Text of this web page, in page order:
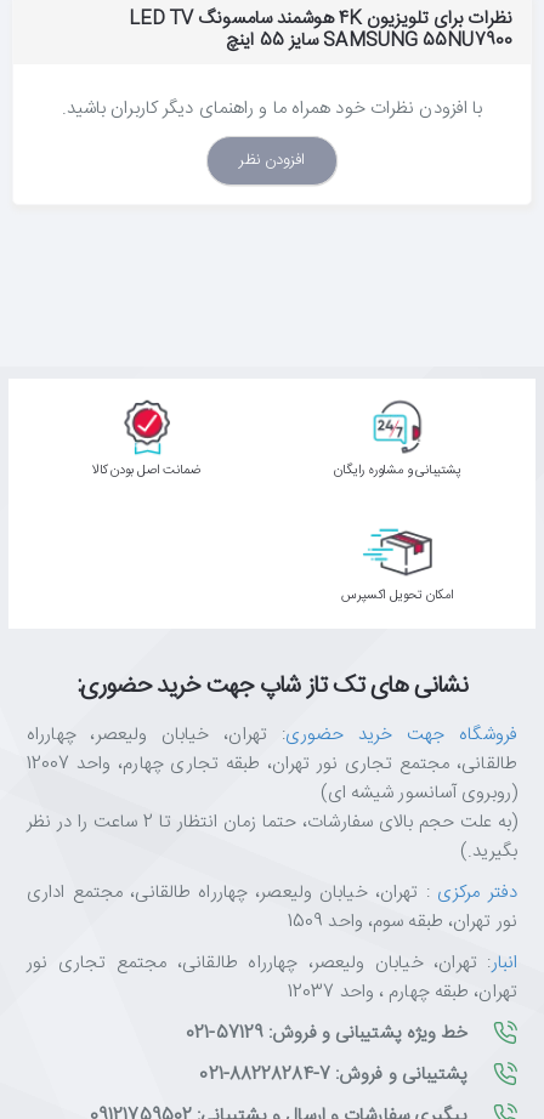
تک‌تک جزئیات را با وضوح خیره‌کننده UHD 4K تماشا کنید
مشاهده کنید به لطف رنگ‌پردازی و روشنایی واقعی، هر آنچه تماشا
می‌کنید جلوه بهتری از خود نشان خواهد داد.
فراهم شده است. کاربران می‌توانند به محض روشن کردن تلویزیون، به
محتواهای مورد علاقه‌شان دسترسی پیدا کنند.
ارتقای محتوا به منظور ایجاد کیفیت تصویر شفاف
موتور پردازشگر UHD سامسونگ حتی در هنگام پخش جریانی محتواهایی
به محتوایی با کیفیت عالی و واقعی استفاده می‌کند.
کنتراست‌های بهبودیافته برای تجربه دیداری شما
تصویر می‌شود تا کیفیت تصویری واقعی حاصل گردد. این تجربه دیداری
که از تکنولوژی «Micro Dimming» موجود نیز پیچیده‌تر است، تجربه‌ای
است کاملاً متفاوت از گذشته.
کیفیت تصویرتان را تا نزدیک به UHD بالا ببرید
«قابلیت نمایش فوق شفاف محتوای شما را با یک الگوریتم پیشرفته
نظرات برای تلویزیون 4K هوشمند سامسونگ LED TV
SAMSUNG 55NU7900 سایز 55 اینچ
با افزودن نظرات خود همراه ما و راهنمای دیگر کاربران باشید.
افزودن نظر
پشتیبانی و مشاوره رایگان ﺿﻤﺎﻧﺖ اﺻﻞ ﺑﻮدن ﮐﺎﻟﺎ
اﻣﮑﺎن ﺗﺤﻮﯾﻞ اﮐﺴﭙﺮس
نشانی های تک تاز شاپ جهت خرید حضوری:
فروشگاه جهت خرید حضوری: تهران، خیابان ولیعصر، چهارراه
طالقانی، مجتمع تجاری نور تهران، طبقه تجاری چهارم، واحد 12007
(روبروی آسانسور شیشه ای)
(به علت حجم بالای سفارشات، حتما زمان انتظار تا 2 ساعت را در نظر
بگیرید.)
دفتر مرکزی : تهران، خیابان ولیعصر، چهارراه طالقانی، مجتمع اداری
نور تهران، طبقه سوم، واحد 1509
انبار: تهران، خیابان ولیعصر، چهارراه طالقانی، مجتمع تجاری نور
تهران، طبقه چهارم ، واحد 12037
خط ویژه پشتیبانی و فروش: 57129-021
پشتیبانی و فروش: 7-88228284-021